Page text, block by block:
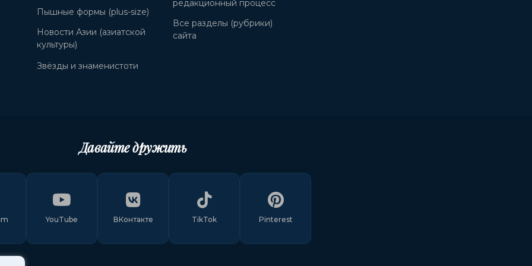
Пышные формы (plus-size)
Новости Азии (азиатской
культуры)
Звёзды и знаменистоти
редакционный процесс
Все разделы (рубрики)
сайта
Давайте дружить
YouTube ВКонтакте TikTok Pinterest